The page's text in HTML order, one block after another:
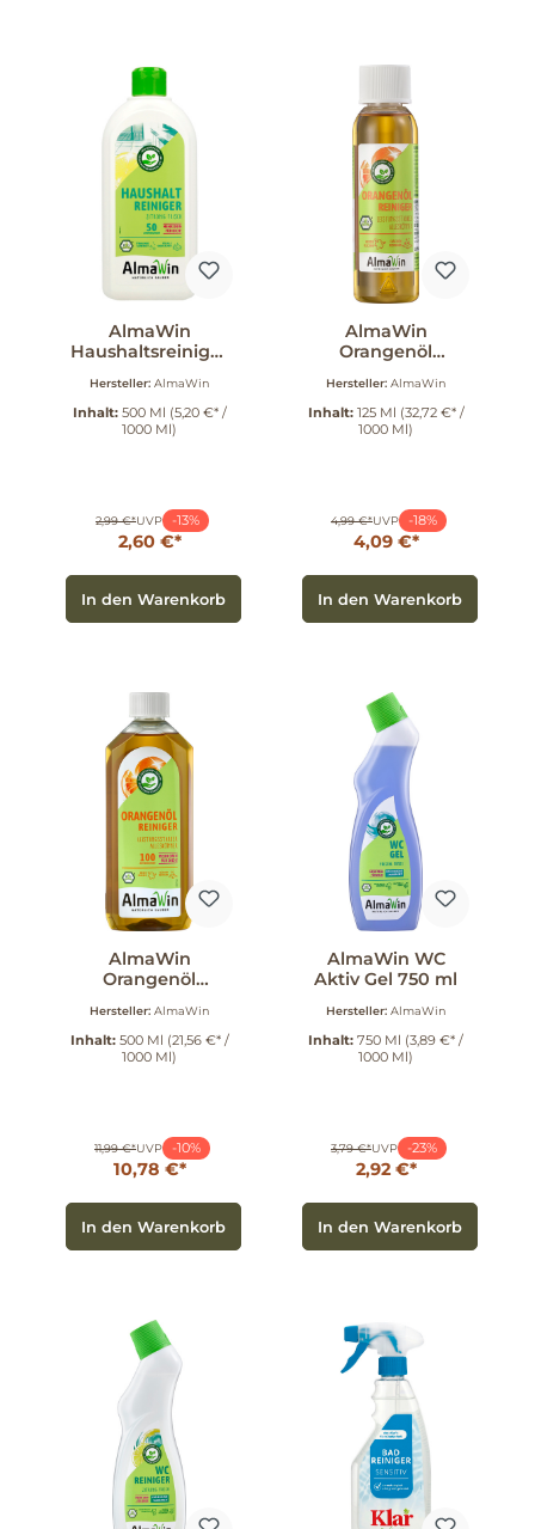
AlmaWin
Haushaltsreiniger
Hersteller: AlmaWin
Inhalt: 500 Ml (5,20 €* /
1000 Ml)
2,99 €*UVP -13%
2,60 €*
In den Warenkorb
AlmaWin
Orangenöl
ml
Hersteller: AlmaWin
Inhalt: 125 Ml (32,72 €* /
1000 Ml)
4,99 €*UVP -18%
4,09 €*
In den Warenkorb
AlmaWin
Orangenöl
500 ml
Hersteller: AlmaWin
Inhalt: 500 Ml (21,56 €* /
1000 Ml)
11,99 €*UVP -10%
10,78 €*
In den Warenkorb
AlmaWin WC
Aktiv Gel 750 ml
Hersteller: AlmaWin
Inhalt: 750 Ml (3,89 €* /
1000 Ml)
3,79 €*UVP -23%
2,92 €*
In den Warenkorb